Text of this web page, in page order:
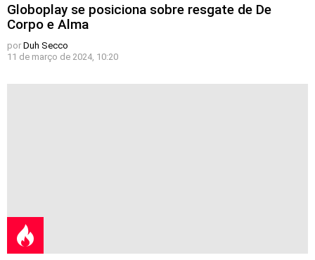
Globoplay se posiciona sobre resgate de De
Corpo e Alma
por Duh Secco
11 de março de 2024, 10:20